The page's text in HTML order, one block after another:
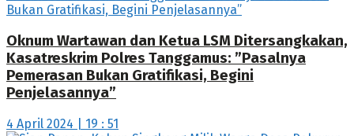
Oknum Wartawan dan Ketua LSM Ditersangkakan,
Kasatreskrim Polres Tanggamus: ”Pasalnya
Pemerasan Bukan Gratifikasi, Begini
Penjelasannya”
4 April 2024 | 19 : 51